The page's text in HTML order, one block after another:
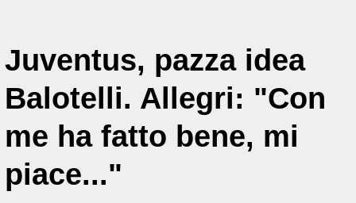
Juventus, pazza idea
Balotelli. Allegri: "Con
me ha fatto bene, mi
piace..."